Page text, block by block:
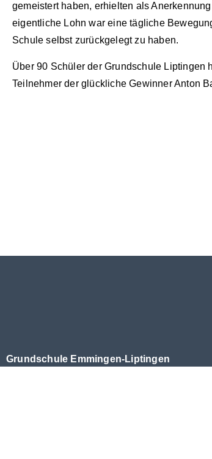
gemeistert haben, erhielten als
eigentliche Lohn war eine tägliche
Schule selbst zurückgelegt zu haben.
Über 90 Schüler der Grundschule Liptingen
Teilnehmer der glückliche Gewinner Anton
Grundschule Emmingen-Liptingen